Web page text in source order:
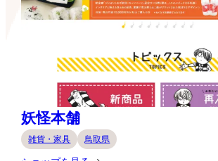
妖怪本舗
雑貨・家具 鳥取県